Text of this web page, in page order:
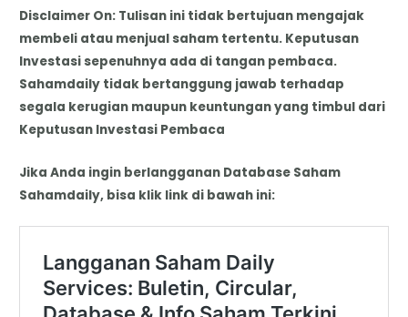
Disclaimer On: Tulisan ini tidak bertujuan mengajak
membeli atau menjual saham tertentu. Keputusan
Investasi sepenuhnya ada di tangan pembaca.
Sahamdaily tidak bertanggung jawab terhadap
segala kerugian maupun keuntungan yang timbul dari
Keputusan Investasi Pembaca
Jika Anda ingin berlangganan Database Saham
Sahamdaily, bisa klik link di bawah ini: